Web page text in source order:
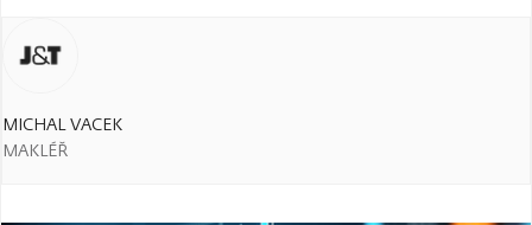
MICHAL VACEK
MAKLÉŘ